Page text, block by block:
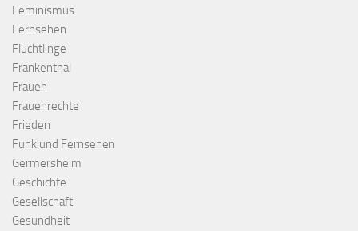
Feminismus
Fernsehen
Flüchtlinge
Frankenthal
Frauen
Frauenrechte
Frieden
Funk und Fernsehen
Germersheim
Geschichte
Gesellschaft
Gesundheit